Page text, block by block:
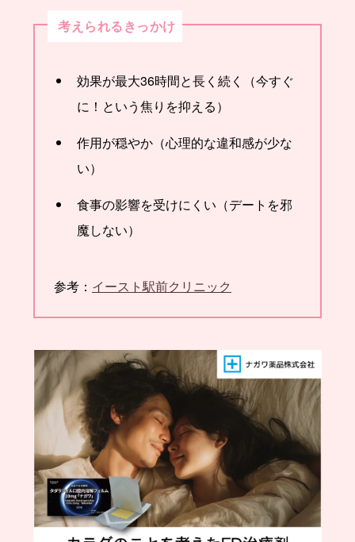
考えられるきっかけ
効果が最大36時間と長く続く（今すぐ
に！という焦りを抑える）
作用が穏やか（心理的な違和感が少な
い）
食事の影響を受けにくい（デートを邪
魔しない）
参考： イースト駅前クリニック